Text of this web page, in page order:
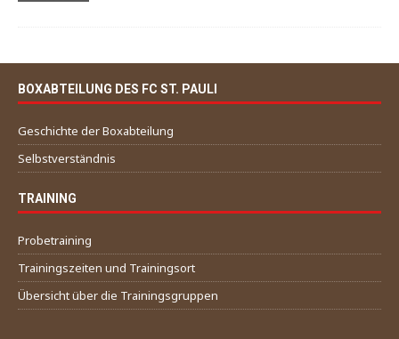
BOXABTEILUNG DES FC ST. PAULI
Geschichte der Boxabteilung
Selbstverständnis
TRAINING
Probetraining
Trainingszeiten und Trainingsort
Übersicht über die Trainingsgruppen